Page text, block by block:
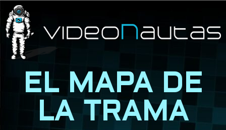
EL MAPA DE
LA TRAMA